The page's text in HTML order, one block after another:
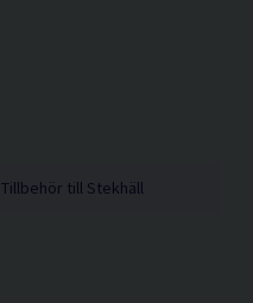
Tillbehör till Stekhäll